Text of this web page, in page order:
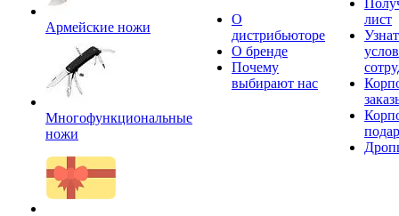
Армейские ножи
Многофункциональные
ножи
О
дистрибьюторе
О бренде
Почему
выбирают нас
лист